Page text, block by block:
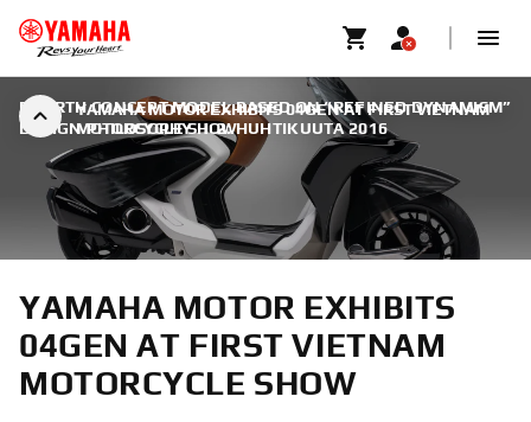
YAMAHA MOTOR EXHIBITS 04GEN AT FIRST VIETNAM
MOTORCYCLE SHOW
FOURTH CONCEPT MODEL BASED ON “REFINED DYNAMISM”
DESIGN PHILOSOPHY | 2. HUHTIKUUTA 2016
YAMAHA MOTOR EXHIBITS
04GEN AT FIRST VIETNAM
MOTORCYCLE SHOW